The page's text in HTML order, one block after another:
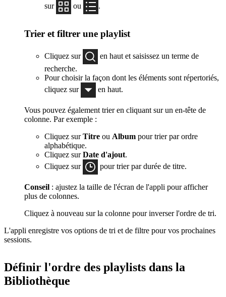
sur
ou .
Trier et filtrer une playlist
Cliquez sur
en haut et saisissez un terme de
recherche.
Pour choisir la façon dont les éléments sont répertoriés,
cliquez sur
en haut.
Vous pouvez également trier en cliquant sur un en-tête de
colonne. Par exemple :
Cliquez surTitre ou Album pour trier par ordre
alphabétique.
Cliquez surDate d'ajout.
Cliquez sur
pour trier par durée de titre.
Conseil : ajustez la taille de l'écran de l'appli pour afficher
plus de colonnes.
Cliquez à nouveau sur la colonne pour inverser l'ordre de tri.
L'appli enregistre vos options de tri et de filtre pour vos prochaines
sessions.
Définir l'ordre des playlists dans la
Bibliothèque